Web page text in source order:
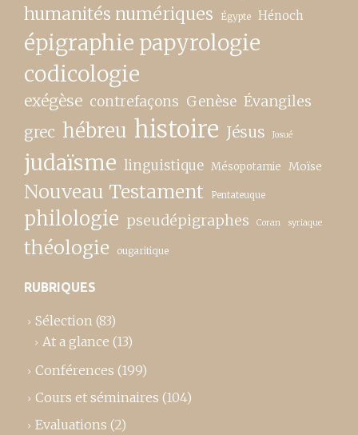
humanités numériques Égypte Hénoch
épigraphie papyrologie
codicologie
exégèse contrefaçons Genèse Évangiles
grec hébreu histoire Jésus Josué
judaïsme linguistique Mésopotamie Moïse
Nouveau Testament Pentateuque
philologie pseudépigraphes Coran syriaque
théologie ougaritique
RUBRIQUES
Sélection (83)
At a glance (13)
Conférences (199)
Cours et séminaires (104)
Evaluations (2)